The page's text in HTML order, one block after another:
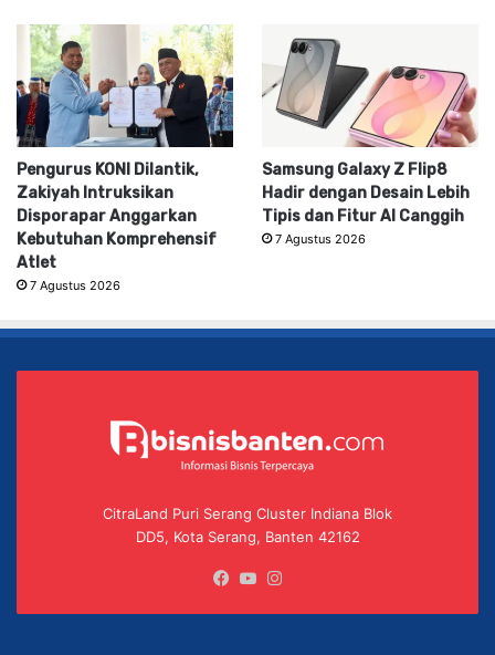
Pengurus KONI Dilantik,
Zakiyah Intruksikan
Disporapar Anggarkan
Kebutuhan Komprehensif
Atlet
7 Agustus 2026
Samsung Galaxy Z Flip8
Hadir dengan Desain Lebih
Tipis dan Fitur AI Canggih
7 Agustus 2026
CitraLand Puri Serang Cluster Indiana Blok
DD5, Kota Serang, Banten 42162
Facebook
YouTube